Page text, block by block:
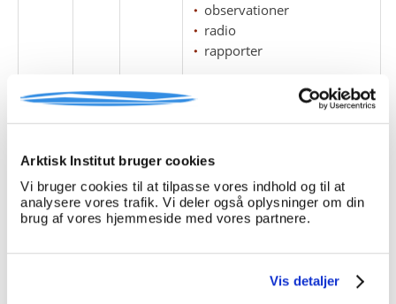
Arktisk Institut bruger cookies
Vi bruger cookies til at tilpasse vores indhold og til at
analysere vores trafik. Vi deler også oplysninger om din
brug af vores hjemmeside med vores partnere.
Vis detaljer
observationer
radio
rapporter
, Friedrich Littmann
, Heinrich Schatz
A 123, Birthe Lauritzen
A 271
Hansen
A 344 , Finn Christoffersen
(også kaldet Kristoffersen)
i Grønland
, Peder Klokker